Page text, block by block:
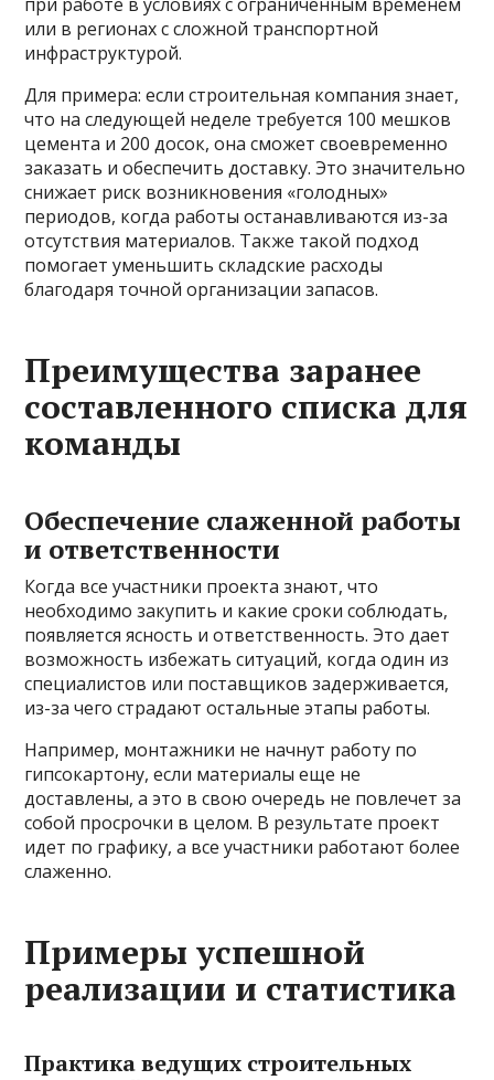
или в регионах с сложной транспортной
инфраструктурой.
Для примера: если строительная компания знает,
что на следующей неделе требуется 100 мешков
цемента и 200 досок, она сможет своевременно
заказать и обеспечить доставку. Это значительно
снижает риск возникновения «голодных»
периодов, когда работы останавливаются из-за
отсутствия материалов. Также такой подход
помогает уменьшить складские расходы
благодаря точной организации запасов.
Преимущества заранее
составленного списка для
команды
Обеспечение слаженной работы
и ответственности
Когда все участники проекта знают, что
необходимо закупить и какие сроки соблюдать,
появляется ясность и ответственность. Это дает
возможность избежать ситуаций, когда один из
специалистов или поставщиков задерживается,
из-за чего страдают остальные этапы работы.
Например, монтажники не начнут работу по
гипсокартону, если материалы еще не
доставлены, а это в свою очередь не повлечет за
собой просрочки в целом. В результате проект
идет по графику, а все участники работают более
слаженно.
Примеры успешной
реализации и статистика
Практика ведущих строительных